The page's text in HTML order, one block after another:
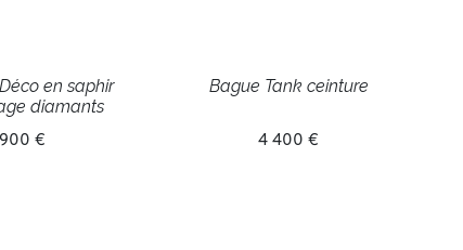
en saphir
diamants
€
Bague Tank ceinture
4 400 €